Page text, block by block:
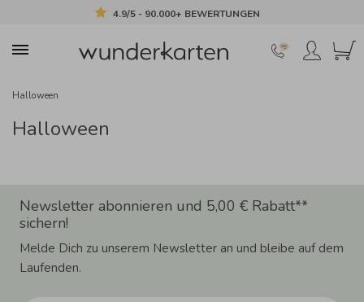
4.9/5 - 90.000+ BEWERTUNGEN
Halloween
Halloween
Newsletter abonnieren und 5,00 € Rabatt**
sichern!
Melde Dich zu unserem Newsletter an und bleibe auf dem
Laufenden.